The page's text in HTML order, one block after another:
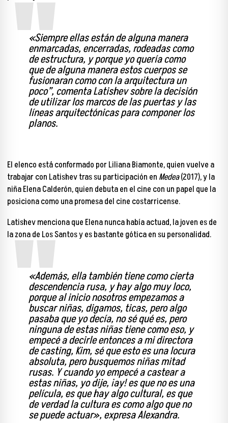
«Siempre ellas están de alguna manera
enmarcadas, encerradas, rodeadas como
de estructura, y porque yo quería como
que de alguna manera estos cuerpos se
fusionaran como con la arquitectura un
poco”, comenta Latishev sobre la decisión
de utilizar los marcos de las puertas y las
líneas arquitectónicas para componer los
planos.
El elenco está conformado por Liliana Biamonte, quien vuelve a
trabajar con Latishev tras su participación en Medea(2017), y la
niña Elena Calderón, quien debuta en el cine con un papel que la
posiciona como una promesa del cine costarricense.
Latishev menciona que Elena nunca había actuad, la joven es de
la zona de Los Santos y es bastante gótica en su personalidad.
«Además, ella también tiene como cierta
descendencia rusa, y hay algo muy loco,
porque al inicio nosotros empezamos a
buscar niñas, digamos, ticas, pero algo
pasaba que yo decía, no sé qué es, pero
ninguna de estas niñas tiene como eso, y
empecé a decirle entonces a mi directora
de casting, Kim, sé que esto es una locura
absoluta, pero busquemos niñas mitad
rusas. Y cuando yo empecé a castear a
estas niñas, yo dije, ¡ay! es que no es una
película, es que hay algo cultural, es que
de verdad la cultura es como algo que no
se puede actuar», expresa Alexandra.